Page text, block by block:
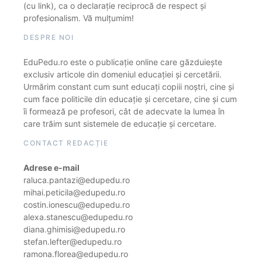
(cu link), ca o declarație reciprocă de respect și
profesionalism. Vă mulțumim!
DESPRE NOI
EduPedu.ro este o publicație online care găzduiește
exclusiv articole din domeniul educației și cercetării.
Urmărim constant cum sunt educați copiii noștri, cine și
cum face politicile din educație și cercetare, cine și cum
îi formează pe profesori, cât de adecvate la lumea în
care trăim sunt sistemele de educație și cercetare.
CONTACT REDACȚIE
Adrese e-mail
raluca.pantazi@edupedu.ro
mihai.peticila@edupedu.ro
costin.ionescu@edupedu.ro
alexa.stanescu@edupedu.ro
diana.ghimisi@edupedu.ro
stefan.lefter@edupedu.ro
ramona.florea@edupedu.ro